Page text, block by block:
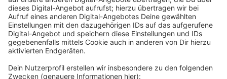
dunkle Jacke und eine dunkle Hose
Wer Hinweise geben kann, wird gebeten, sich unter
der 0202 / 284 0 zu melden.